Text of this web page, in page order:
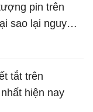
pin trên
sao lại nguy
tắt trên
hiện nay